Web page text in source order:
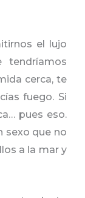
el lujo
tendríamos
cerca, te
fuego. Si
pues eso.
sexo que no
a la mar y